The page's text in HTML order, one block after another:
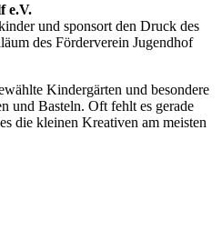
e.V.
und sponsort den Druck des
des Förderverein Jugendhof
Kindergärten und besondere
und Basteln. Oft fehlt es gerade
die kleinen Kreativen am meisten